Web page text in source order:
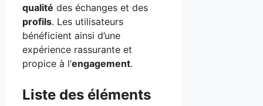
qualité des échanges et des
profils. Les utilisateurs
bénéficient ainsi d’une
expérience rassurante et
propice à l’engagement.
Liste des éléments